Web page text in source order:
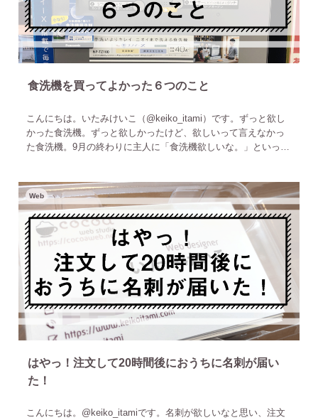
食洗機を買ってよかった６つのこと
こんにちは。いたみけいこ（‎@keiko_itami）です。ずっと欲し
かった食洗機。ずっと欲しかったけど、欲しいって言えなかっ
た食洗機。9月の終わりに主人に「食洗機欲しいな。」といった
Web
はやっ！注文して20時間後におうちに名刺が届い
た！
こんにちは。‎@keiko_itamiです。名刺が欲しいなと思い、注文